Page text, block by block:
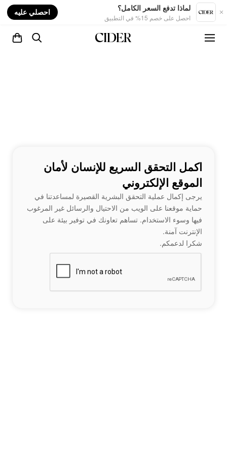
لماذا تدفع السعر الكامل؟
احصل على خصم 15% في التطبيق
احصلي عليه
اكمل التحقق السريع للإنسان لأمان
الموقع الإلكتروني
يرجى إكمال عملية التحقق البشرية القصيرة لمساعدتنا في
حماية موقعنا على الويب من الاحتيال والرسائل غير المرغوب
فيها وسوء الاستخدام. تساهم تعاونك في توفير بيئة على
الإنترنت آمنة.
شكرا لدعمكم.